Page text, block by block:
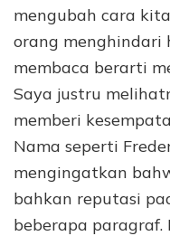
mengubah cara
orang menghindari
membaca berarti
Saya justru
memberi
Nama seperti
mengingatkan
bahkan reputasi
beberapa paragraf.